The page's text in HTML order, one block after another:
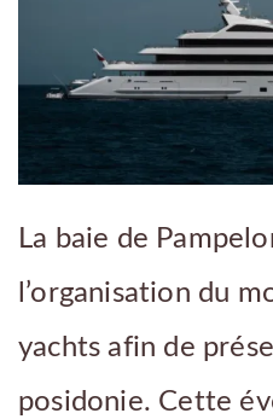
La baie de
l’organisation du
yachts afin de
posidonie. Cette